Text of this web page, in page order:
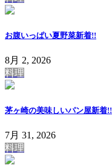
お腹いっぱい夏野菜新着!!
8月 2, 2026
料理
茅ヶ崎の美味しいパン屋新着!!
7月 31, 2026
料理